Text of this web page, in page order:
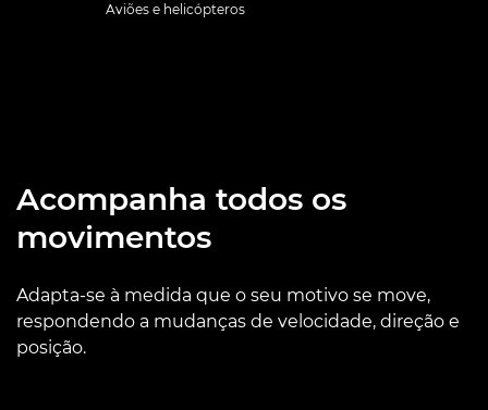
Aviões e helicópteros
Acompanha todos os
movimentos
Adapta-se à medida que o seu motivo se move,
respondendo a mudanças de velocidade, direção e
posição.